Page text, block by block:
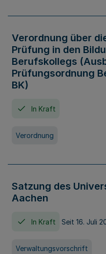
Verordnung über
Prüfung in den
Berufskollegs
Prüfungsordnung
BK)
In Kraft
Verordnung
Satzung des
Aachen
In Kraft Seit 16. Juli
Verwaltungsvorschrift